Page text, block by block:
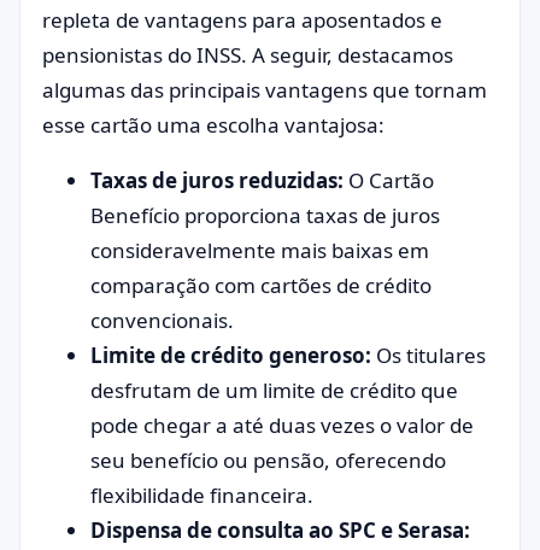
repleta de vantagens para aposentados e
pensionistas do INSS. A seguir, destacamos
algumas das principais vantagens que tornam
esse cartão uma escolha vantajosa:
Taxas de juros reduzidas: O Cartão
Benefício proporciona taxas de juros
consideravelmente mais baixas em
comparação com cartões de crédito
convencionais.
Limite de crédito generoso: Os titulares
desfrutam de um limite de crédito que
pode chegar a até duas vezes o valor de
seu benefício ou pensão, oferecendo
flexibilidade financeira.
Dispensa de consulta ao SPC e Serasa: